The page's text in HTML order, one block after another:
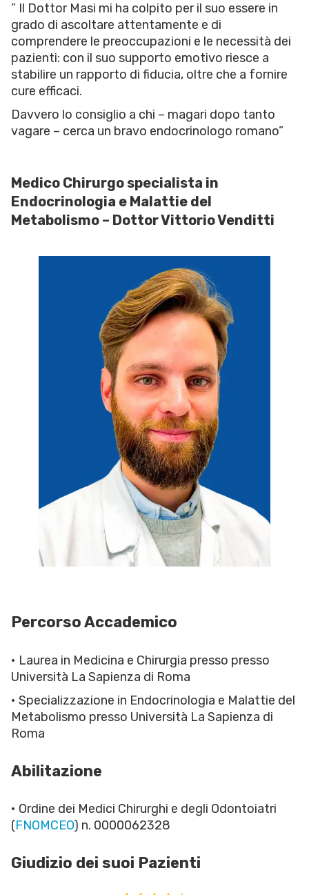
” Il Dottor Masi mi ha colpito per il suo essere in
grado di ascoltare attentamente e di
comprendere le preoccupazioni e le necessità dei
pazienti: con il suo supporto emotivo riesce a
stabilire un rapporto di fiducia, oltre che a fornire
cure efficaci.
Davvero lo consiglio a chi – magari dopo tanto
vagare – cerca un bravo endocrinologo romano”
Medico Chirurgo specialista in
Endocrinologia e Malattie del
Metabolismo – Dottor Vittorio Venditti
Percorso Accademico
• Laurea in Medicina e Chirurgia presso presso
Università La Sapienza di Roma
• Specializzazione in Endocrinologia e Malattie del
Metabolismo presso Università La Sapienza di
Roma
Abilitazione
• Ordine dei Medici Chirurghi e degli Odontoiatri
(FNOMCEO) n. 0000062328
Giudizio dei suoi Pazienti